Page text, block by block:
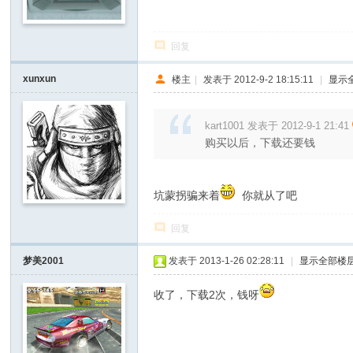
回复
xunxun 楼主 | 发表于 2012-9-2 18:15:11 | 显示
kart1001 发表于 2012-9-1 21:41
购买以后，下载还要钱
坑蒙拐骗来着 你就从了吧
回复
梦美2001 发表于 2013-1-26 02:28:11 显示全部楼
收了，下载2次，钱呀